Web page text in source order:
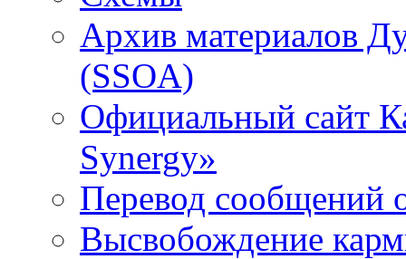
Архив материалов
(SSOA)
Официальный сайт
Synergy»
Перевод сообщений
Высвобождение